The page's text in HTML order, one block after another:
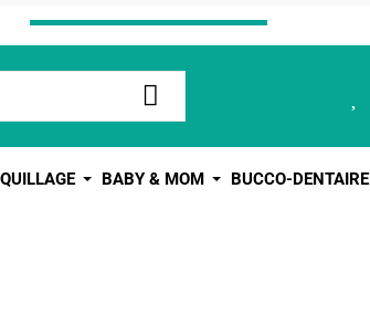
BABY & MOM BUCCO-DENTAIRE